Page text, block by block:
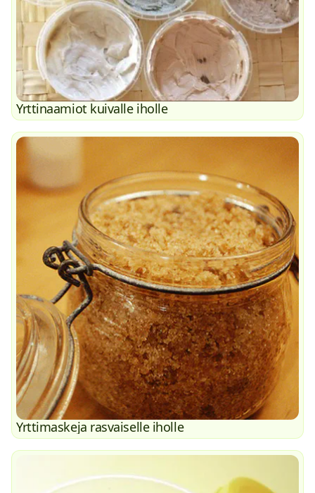
Yrttinaamiot kuivalle iholle
Yrttimaskeja rasvaiselle iholle